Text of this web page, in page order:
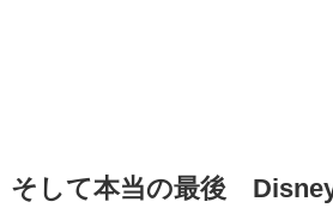
そして本当の最後